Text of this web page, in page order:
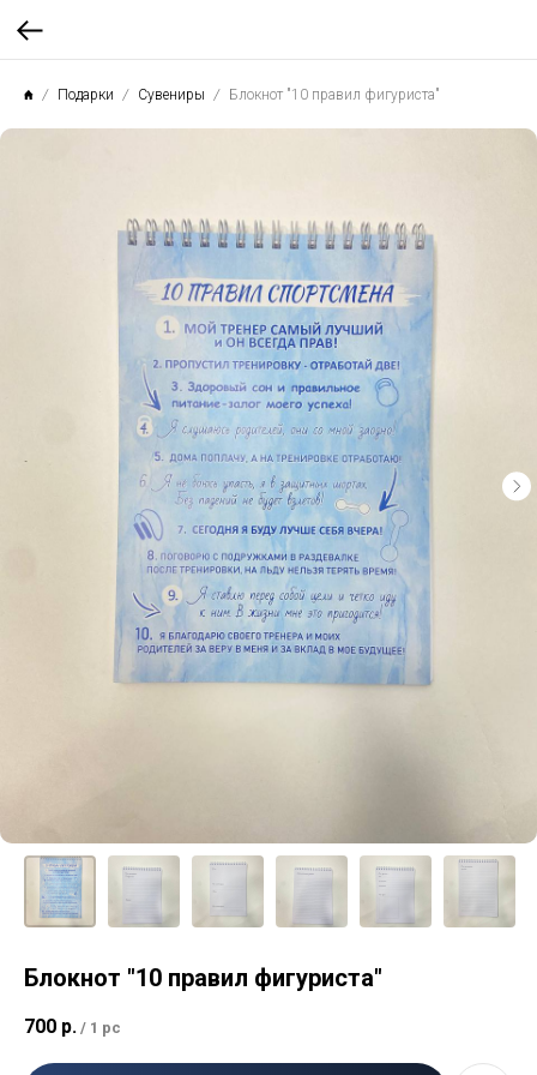
Подарки Сувениры Блокнот "10 правил фигуриста"
Блокнот "10 правил фигуриста"
700 р. / 1 pc